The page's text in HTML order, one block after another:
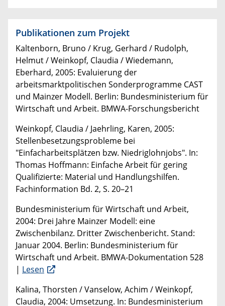
Publikationen zum Projekt
Kaltenborn, Bruno / Krug, Gerhard / Rudolph,
Helmut / Weinkopf, Claudia / Wiedemann,
Eberhard, 2005: Evaluierung der
arbeitsmarktpolitischen Sonderprogramme CAST
und Mainzer Modell. Berlin: Bundesministerium für
Wirtschaft und Arbeit. BMWA-Forschungsbericht
Weinkopf, Claudia / Jaehrling, Karen, 2005:
Stellenbesetzungsprobleme bei
"Einfacharbeitsplätzen bzw. Niedriglohnjobs". In:
Thomas Hoffmann: Einfache Arbeit für gering
Qualifizierte: Material und Handlungshilfen.
Fachinformation Bd. 2, S. 20–21
Bundesministerium für Wirtschaft und Arbeit,
2004: Drei Jahre Mainzer Modell: eine
Zwischenbilanz. Dritter Zwischenbericht. Stand:
Januar 2004. Berlin: Bundesministerium für
Wirtschaft und Arbeit. BMWA-Dokumentation 528
| Lesen
Kalina, Thorsten / Vanselow, Achim / Weinkopf,
Claudia, 2004: Umsetzung. In: Bundesministerium